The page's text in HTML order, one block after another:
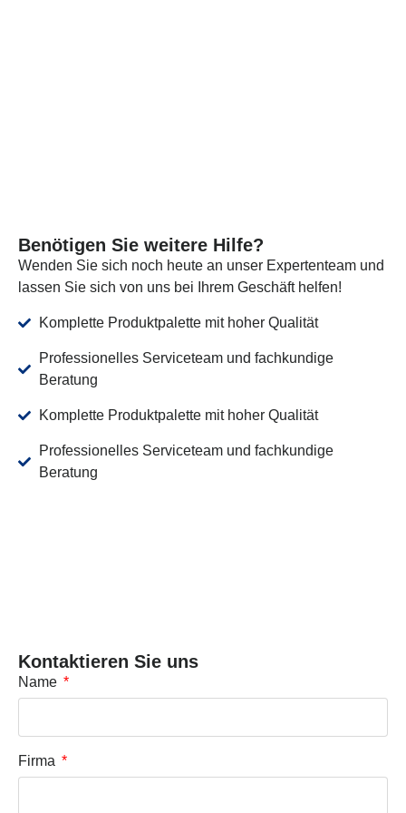
Benötigen Sie weitere Hilfe?
Wenden Sie sich noch heute an unser Expertenteam und
lassen Sie sich von uns bei Ihrem Geschäft helfen!
Komplette Produktpalette mit hoher Qualität
Professionelles Serviceteam und fachkundige
Beratung
Komplette Produktpalette mit hoher Qualität
Professionelles Serviceteam und fachkundige
Beratung
Kontaktieren Sie uns
Name
Firma